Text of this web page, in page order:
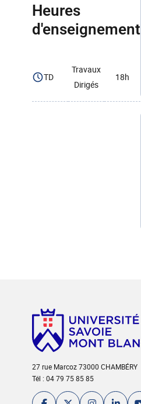
Heures
d'enseignement
TD
Travaux
Dirigés
18h
27 rue Marcoz 73000 CHAMBÉRY
Tél : 04 79 75 85 85